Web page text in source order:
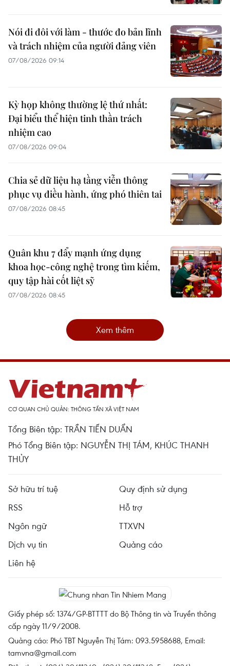
Nói đi đôi với làm - thước đo bản lĩnh
và trách nhiệm của người đảng viên
07/08/2026 09:14
Kỳ họp không thường lệ thứ nhất:
Đại biểu thể hiện tinh thần trách
nhiệm cao
07/08/2026 09:04
Chia sẻ dữ liệu hạ tầng viễn thông
phục vụ điều hành, ứng phó thiên tai
07/08/2026 08:45
Quân khu 7 đẩy mạnh ứng dụng
khoa học-công nghệ trong tìm kiếm,
quy tập hài cốt liệt sỹ
07/08/2026 08:45
Xem thêm
CƠ QUAN CHỦ QUẢN: THÔNG TẤN XÃ VIỆT NAM
Tổng Biên tập: TRẦN TIẾN DUẨN
Phó Tổng Biên tập: NGUYỄN THỊ TÁM, KHÚC THANH
THỦY
Sở hữu trí tuệ
Quy định sử dụng
RSS
Hỗ trợ
Ngôn ngữ
TTXVN
Dịch vụ tin
Quảng cáo
Liên hệ
Giấy phép số: 1374/GP-BTTTT do Bộ Thông tin và Truyền thông
cấp ngày 11/9/2008.
Quảng cáo: Phó TBT Nguyễn Thị Tám: 093.5958688, Email:
tamvna@gmail.com